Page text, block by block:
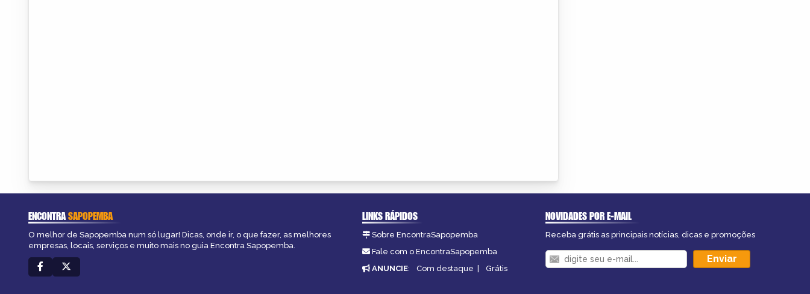
ENCONTRASAPOPEMBA
O melhor de Sapopemba num só lugar! Dicas, onde ir, o que fazer, as melhores
empresas, locais, serviços e muito mais no guia Encontra Sapopemba.
LINKS RÁPIDOS
Sobre EncontraSapopemba
Fale com o EncontraSapopemba
ANUNCIE: Com destaque | Grátis
NOVIDADES POR E-MAIL
Receba grátis as principais notícias, dicas e promoções